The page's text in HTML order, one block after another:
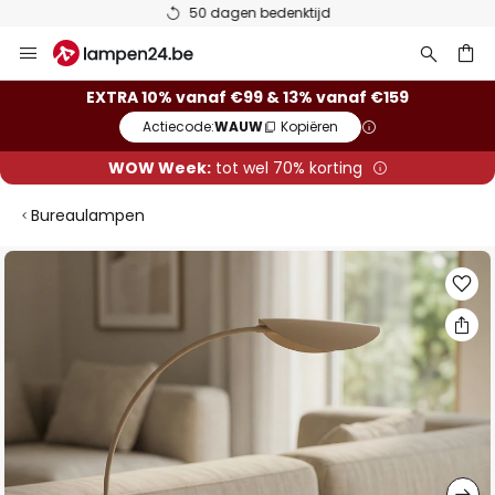
50 dagen bedenktijd
naar
EXTRA 10% vanaf €99 & 13% vanaf €159
Actiecode:WAUW Kopiëren
WOW Week:tot wel 70% korting
Bureaulampen
Ga
afbeeldingen-
gallerij